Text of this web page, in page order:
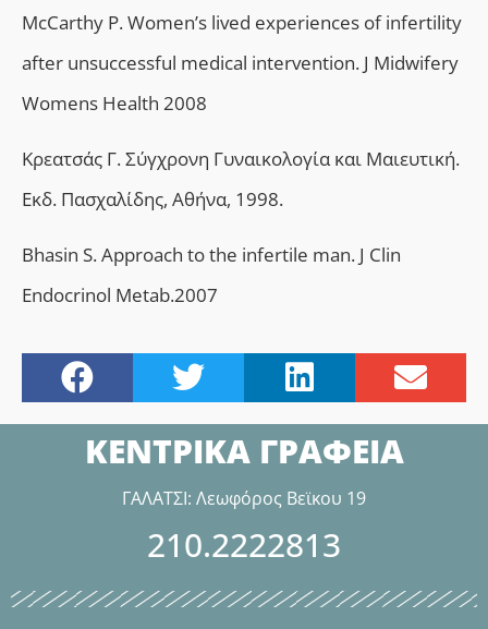
McCarthy P. Women’s lived experiences of infertility
after unsuccessful medical intervention. J Midwifery
Womens Health 2008
Κρεατσάς Γ. Σύγχρονη Γυναικολογία και Μαιευτική.
Εκδ. Πασχαλίδης, Αθήνα, 1998.
Bhasin S. Approach to the infertile man. J Clin
Endocrinol Metab.2007
ΚΕΝΤΡΙΚΑ ΓΡΑΦΕΙΑ
ΓΑΛΑΤΣΙ: Λεωφόρος Βεϊκου 19
210.2222813